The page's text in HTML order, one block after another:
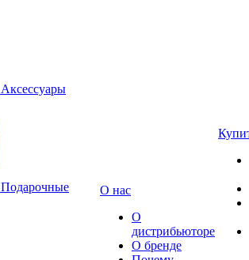
Аксессуары
Подарочные
О нас
О
дистрибьюторе
О бренде